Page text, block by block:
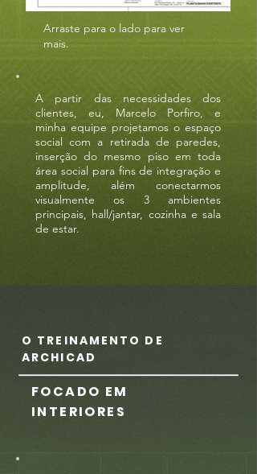
Arraste para o lado para ver
mais.
A partir das necessidades dos
clientes, eu, Marcelo Porfiro, e
minha equipe projetamos o espaço
social com a retirada de paredes,
inserção do mesmo piso em toda
área social para fins de integração e
amplitude, além conectarmos
visualmente os 3 ambientes
principais, hall/jantar, cozinha e sala
de estar.
O TREINAMENTO DE
ARCHICAD
FOCADO EM
INTERIORES